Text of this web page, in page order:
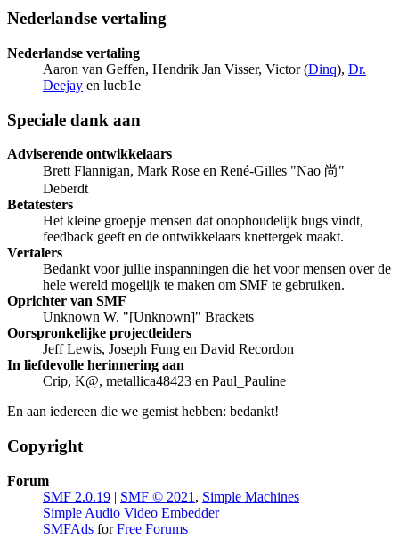
Nederlandse vertaling
Nederlandse vertaling
Aaron van Geffen, Hendrik Jan Visser, Victor (Dinq), Dr.
Deejay en lucb1e
Speciale dank aan
Adviserende ontwikkelaars
Brett Flannigan, Mark Rose en René-Gilles "Nao 尚"
Deberdt
Betatesters
Het kleine groepje mensen dat onophoudelijk bugs vindt,
feedback geeft en de ontwikkelaars knettergek maakt.
Vertalers
Bedankt voor jullie inspanningen die het voor mensen over de
hele wereld mogelijk te maken om SMF te gebruiken.
Oprichter van SMF
Unknown W. "[Unknown]" Brackets
Oorspronkelijke projectleiders
Jeff Lewis, Joseph Fung en David Recordon
In liefdevolle herinnering aan
Crip, K@, metallica48423 en Paul_Pauline
En aan iedereen die we gemist hebben: bedankt!
Copyright
Forum
SMF 2.0.19 | SMF © 2021 , Simple Machines
Simple Audio Video Embedder
SMFAds forFree Forums